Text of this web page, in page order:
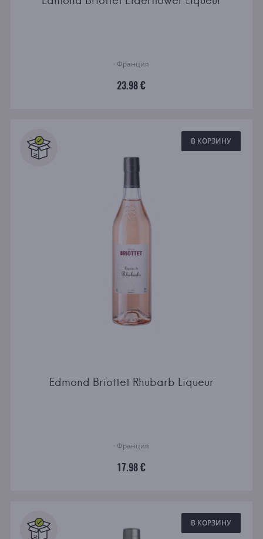
· Франция
23.98 €
В КОРЗИНУ
Edmond Briottet Rhubarb Liqueur
· Франция
17.98 €
В КОРЗИНУ